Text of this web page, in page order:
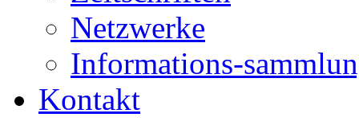
Netzwerke
Informations-
Kontakt